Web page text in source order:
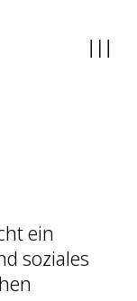
ein
soziales